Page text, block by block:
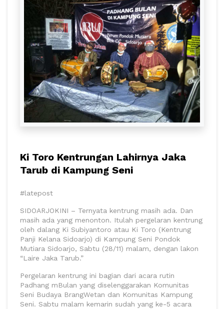
Ki Toro Kentrungan Lahirnya Jaka
Tarub di Kampung Seni
#latepost
SIDOARJOKINI – Ternyata kentrung masih ada. Dan
masih ada yang menonton. Itulah pergelaran kentrung
oleh dalang Ki Subiyantoro atau Ki Toro (Kentrung
Panji Kelana Sidoarjo) di Kampung Seni Pondok
Mutiara Sidoarjo, Sabtu (28/11) malam, dengan lakon
“Laire Jaka Tarub.”
Pergelaran kentrung ini bagian dari acara rutin
Padhang mBulan yang diselenggarakan Komunitas
Seni Budaya BrangWetan dan Komunitas Kampung
Seni. Sabtu malam kemarin sudah yang ke-5 acara